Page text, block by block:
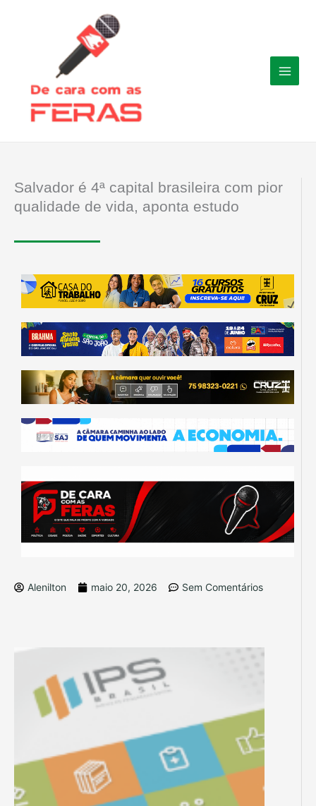
Salvador é 4ª capital brasileira com pior
qualidade de vida, aponta estudo
Alenilton maio 20, 2026 Sem Comentários